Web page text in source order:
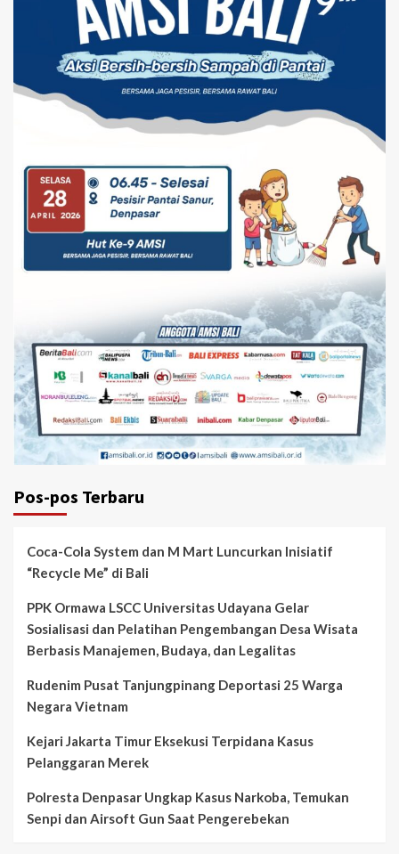
Pos-pos Terbaru
Coca-Cola System dan M Mart Luncurkan Inisiatif
“Recycle Me” di Bali
PPK Ormawa LSCC Universitas Udayana Gelar
Sosialisasi dan Pelatihan Pengembangan Desa Wisata
Berbasis Manajemen, Budaya, dan Legalitas
Rudenim Pusat Tanjungpinang Deportasi 25 Warga
Negara Vietnam
Kejari Jakarta Timur Eksekusi Terpidana Kasus
Pelanggaran Merek
Polresta Denpasar Ungkap Kasus Narkoba, Temukan
Senpi dan Airsoft Gun Saat Pengerebekan